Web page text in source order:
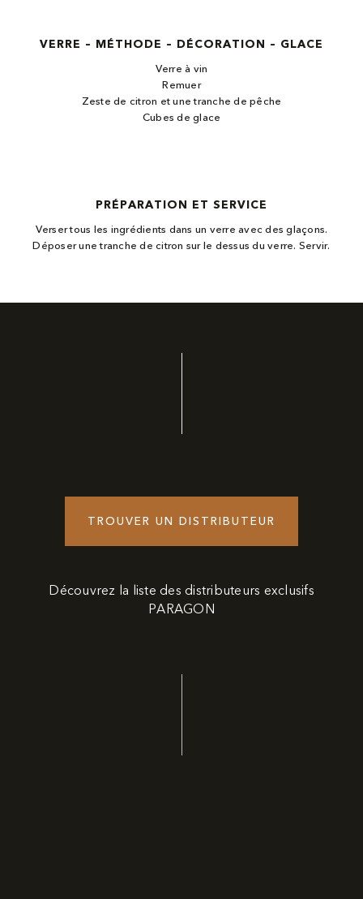
VERRE – MÉTHODE – DÉCORATION – GLACE
Verre à vin
Remuer
Zeste de citron et une tranche de pêche
Cubes de glace
PRÉPARATION ET SERVICE
Verser tous les ingrédients dans un verre avec des glaçons.
Déposer une tranche de citron sur le dessus du verre. Servir.
TROUVER UN DISTRIBUTEUR
Découvrez la liste des distributeurs exclusifs
PARAGON